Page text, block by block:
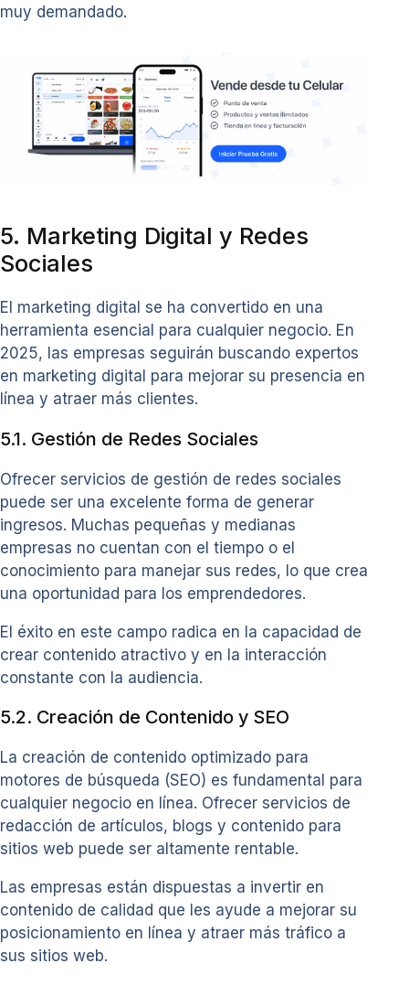
muy demandado.
5. Marketing Digital y Redes
Sociales
El marketing digital se ha convertido en una
herramienta esencial para cualquier negocio. En
2025, las empresas seguirán buscando expertos
en marketing digital para mejorar su presencia en
línea y atraer más clientes.
5.1. Gestión de Redes Sociales
Ofrecer servicios de gestión de redes sociales
puede ser una excelente forma de generar
ingresos. Muchas pequeñas y medianas
empresas no cuentan con el tiempo o el
conocimiento para manejar sus redes, lo que crea
una oportunidad para los emprendedores.
El éxito en este campo radica en la capacidad de
crear contenido atractivo y en la interacción
constante con la audiencia.
5.2. Creación de Contenido y SEO
La creación de contenido optimizado para
motores de búsqueda (SEO) es fundamental para
cualquier negocio en línea. Ofrecer servicios de
redacción de artículos, blogs y contenido para
sitios web puede ser altamente rentable.
Las empresas están dispuestas a invertir en
contenido de calidad que les ayude a mejorar su
posicionamiento en línea y atraer más tráfico a
sus sitios web.